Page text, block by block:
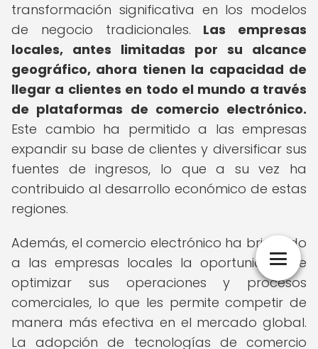
transformación significativa en los modelos
de negocio tradicionales. Las empresas
locales, antes limitadas por su alcance
geográfico, ahora tienen la capacidad de
llegar a clientes en todo el mundo a través
de plataformas de comercio electrónico.
Este cambio ha permitido a las empresas
expandir su base de clientes y diversificar sus
fuentes de ingresos, lo que a su vez ha
contribuido al desarrollo económico de estas
regiones.
Además, el comercio electrónico ha brindado
a las empresas locales la oportunidad de
optimizar sus operaciones y procesos
comerciales, lo que les permite competir de
manera más efectiva en el mercado global.
La adopción de tecnologías de comercio